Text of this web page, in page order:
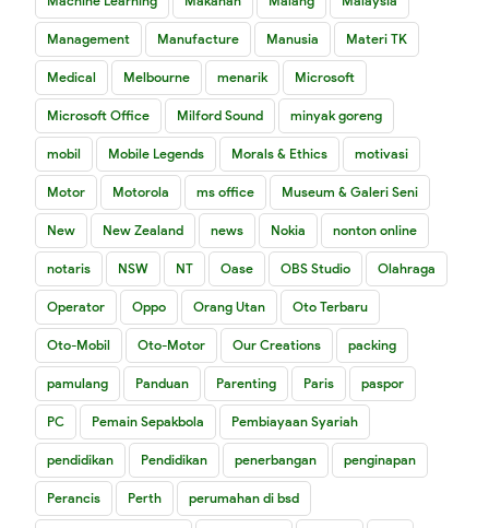
Management Manufacture Manusia Materi TK
Medical Melbourne menarik Microsoft
Microsoft Office Milford Sound minyak goreng
mobil Mobile Legends Morals & Ethics motivasi
Motor Motorola ms office Museum & Galeri Seni
New New Zealand news Nokia nonton online
notaris NSW NT Oase OBS Studio Olahraga
Operator Oppo Orang Utan Oto Terbaru
Oto-Mobil Oto-Motor Our Creations packing
pamulang Panduan Parenting Paris paspor
PC Pemain Sepakbola Pembiayaan Syariah
pendidikan Pendidikan penerbangan penginapan
Perancis Perth perumahan di bsd